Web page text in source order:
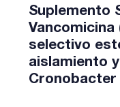
Suplemento
Vancomicina
selectivo
aislamiento
Cronobacter